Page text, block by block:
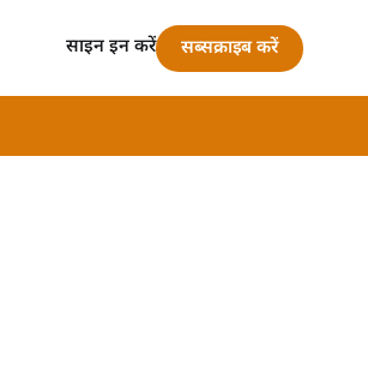
साइन इन करें सब्सक्राइब करें